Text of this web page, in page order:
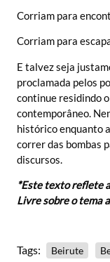
Corriam para
Corriam para
E talvez seja
proclamada pelos
continue residindo
contemporâneo.
histórico enquanto
correr das bombas
discursos.
*Este texto reflete
Livre sobre o tema
Tags: Beirute